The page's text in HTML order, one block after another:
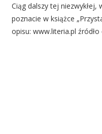
Ciąg dalszy tej niezwykłej,
poznacie w książce
opisu: www.literia.pl źródło